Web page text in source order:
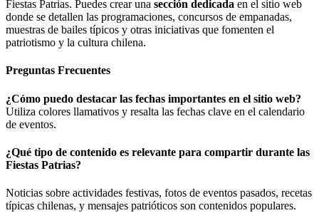
Fiestas Patrias. Puedes crear una sección dedicada en el sitio web
donde se detallen las programaciones, concursos de empanadas,
muestras de bailes típicos y otras iniciativas que fomenten el
patriotismo y la cultura chilena.
Preguntas Frecuentes
¿Cómo puedo destacar las fechas importantes en el sitio web?
Utiliza colores llamativos y resalta las fechas clave en el calendario
de eventos.
¿Qué tipo de contenido es relevante para compartir durante las
Fiestas Patrias?
Noticias sobre actividades festivas, fotos de eventos pasados, recetas
típicas chilenas, y mensajes patrióticos son contenidos populares.